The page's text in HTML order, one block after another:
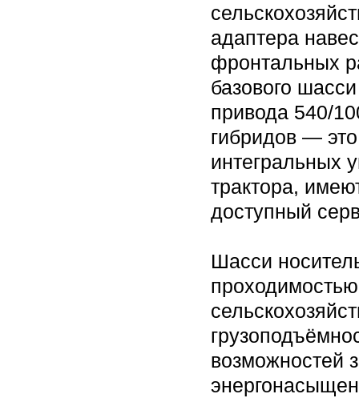
адаптера
фронтальных
базового
привода 540/
гибридов —
интегральных
трактора,
доступный
Шасси
возможностей